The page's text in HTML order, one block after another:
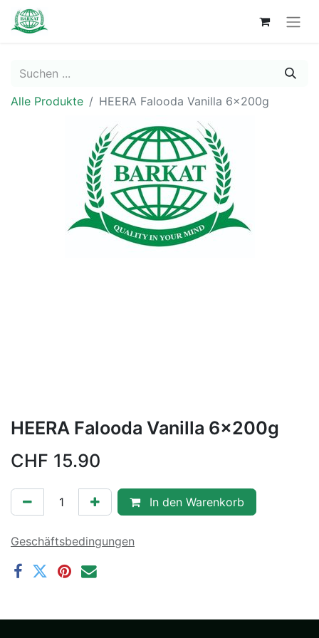
Alle Produkte HEERA Falooda Vanilla 6x200g
HEERA Falooda Vanilla 6x200g
CHF 15.90
In den Warenkorb
Geschäftsbedingungen